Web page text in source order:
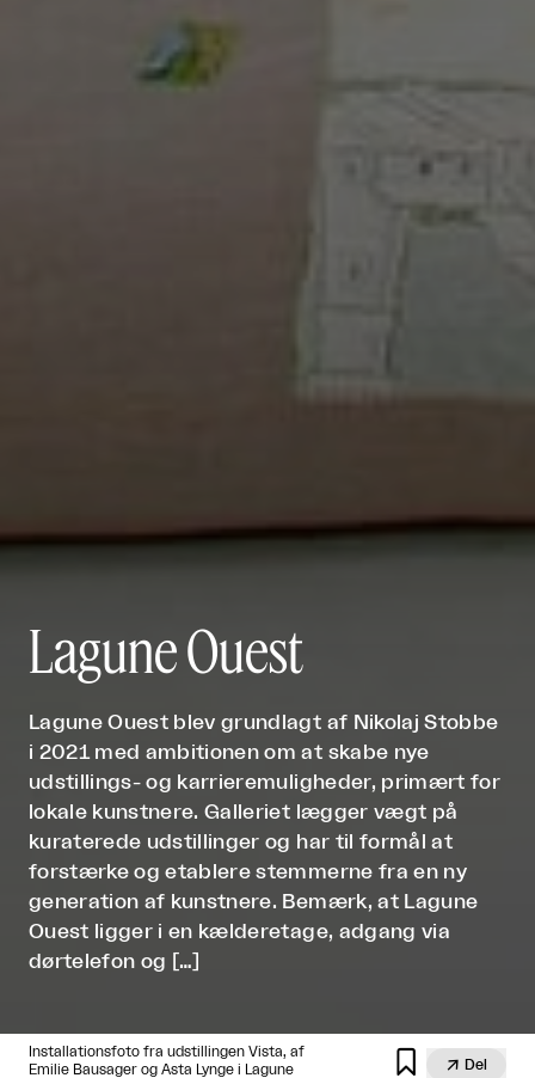
Lagune Ouest
Lagune Ouest blev grundlagt af Nikolaj Stobbe
i 2021 med ambitionen om at skabe nye
udstillings- og karrieremuligheder, primært for
lokale kunstnere. Galleriet lægger vægt på
kuraterede udstillinger og har til formål at
forstærke og etablere stemmerne fra en ny
generation af kunstnere. Bemærk, at Lagune
Ouest ligger i en kælderetage, adgang via
dørtelefon og […]
Installationsfoto fra udstillingen Vista, af
Emilie Bausager og Asta Lynge i Lagune
  Del